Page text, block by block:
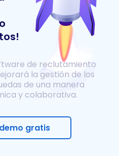
de reclutamiento
la gestión de los
de una manera
y colaborativa.
gratis